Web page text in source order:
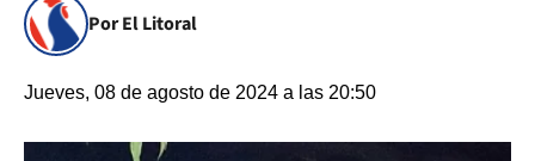
Por El Litoral
Jueves, 08 de agosto de 2024 a las 20:50